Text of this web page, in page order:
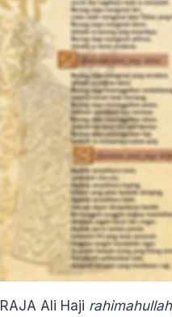
RAJA Ali Haji rahimahullah